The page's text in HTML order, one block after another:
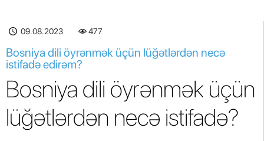
09.08.2023 478
Bosniya dili öyrənmək üçün lüğətlərdən necə
istifadə edirəm?
Bosniya dili öyrənmək üçün
lüğətlərdən necə istifadə?